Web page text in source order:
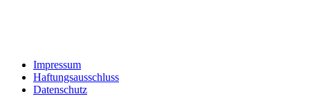
Impressum
Haftungsausschluss
Datenschutz